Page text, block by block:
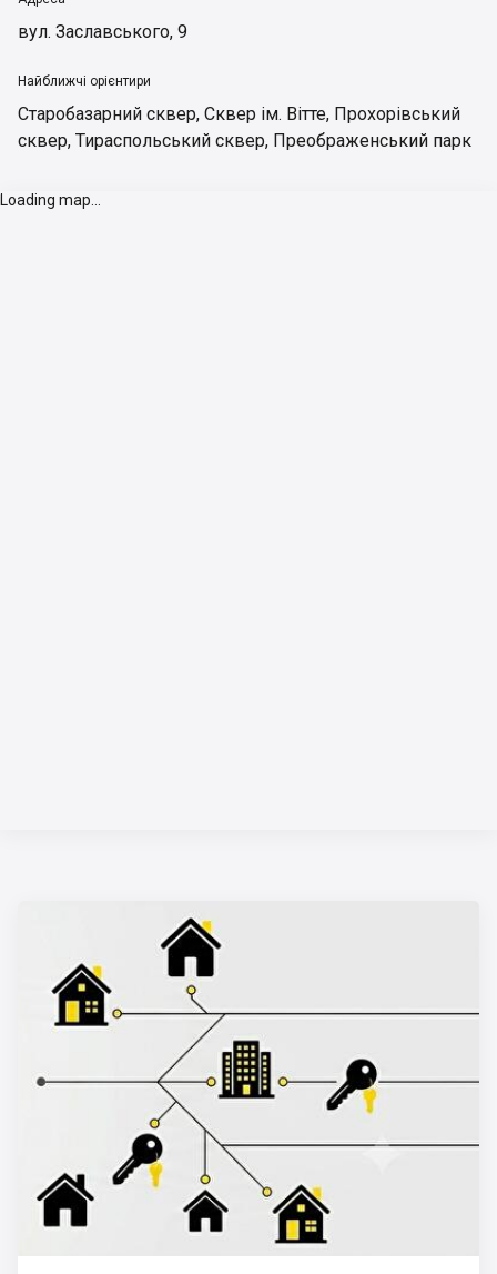
вул. Заславського, 9
Найближчі орієнтири
Старобазарний сквер, Сквер ім. Вітте, Прохорівський
сквер, Тираспольський сквер, Преображенський парк
Loading map...